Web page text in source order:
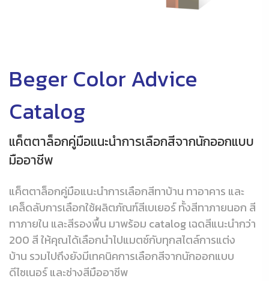
Beger Color Advice
Catalog
แค็ตตาล็อกคู่มือแนะนำการเลือกสีจากนักออกแบบ
มืออาชีพ
แค็ตตาล็อกคู่มือแนะนำการเลือกสีทาบ้าน ทาอาคาร และ
เคล็ดลับการเลือกใช้ผลิตภัณฑ์สีเบเยอร์ ทั้งสีทาภายนอก สี
ทาภายใน และสีรองพื้น มาพร้อม catalog เฉดสีแนะนำกว่า
200 สี ให้คุณได้เลือกนำไปแมตช์กับทุกสไตล์การแต่ง
บ้าน รวมไปถึงยังมีเทคนิคการเลือกสีจากนักออกแบบ
ดีไซเนอร์ และช่างสีมืออาชีพ